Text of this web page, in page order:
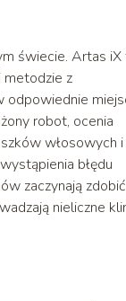
świecie. Artas iX
metodzie z
odpowiednie
robot, ocenia
włosowych i
błędu
zaczynają zdobić
nieliczne